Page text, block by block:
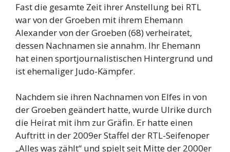
Fast die gesamte Zeit ihrer Anstellung bei RTL
war von der Groeben mit ihrem Ehemann
Alexander von der Groeben (68) verheiratet,
dessen Nachnamen sie annahm. Ihr Ehemann
hat einen sportjournalistischen Hintergrund und
ist ehemaliger Judo-Kämpfer.
Nachdem sie ihren Nachnamen von Elfes in von
der Groeben geändert hatte, wurde Ulrike durch
die Heirat mit ihm zur Gräfin. Er hatte einen
Auftritt in der 2009er Staffel der RTL-Seifenoper
„Alles was zählt“ und spielt seit Mitte der 2000er